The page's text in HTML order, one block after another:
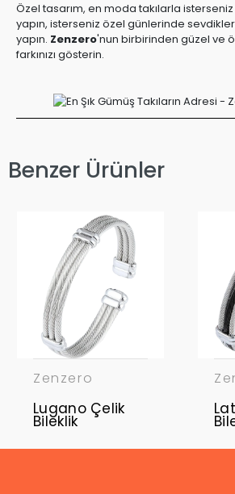
Özel tasarım, en moda takılarla
yapın, isterseniz özel günlerinde
yapın. Zenzero'nun birbirinden güzel ve
farkınızı gösterin.
Benzer Ürünler
Zenzero
Lugano Çelik
Bileklik